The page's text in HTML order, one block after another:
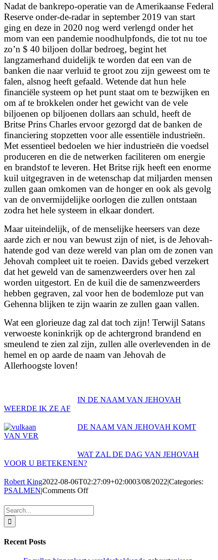
Nadat de bankrepo-operatie van de Amerikaanse Federal
Reserve onder-de-radar in september 2019 van start
ging en deze in 2020 nog werd verlengd onder het
mom van een pandemie noodhulpfonds, die tot nu toe
zo’n $ 40 biljoen dollar bedroeg, begint het
langzamerhand duidelijk te worden dat een van de
banken die naar verluid te groot zou zijn geweest om te
falen, alsnog heeft gefaald. Wetende dat hun hele
financiële systeem op het punt staat om te bezwijken en
om af te brokkelen onder het gewicht van de vele
biljoenen op biljoenen dollars aan schuld, heeft de
Britse Prins Charles ervoor gezorgd dat de banken de
financiering stopzetten voor alle essentiële industrieën.
Met essentieel bedoelen we hier industrieën die voedsel
produceren en die de netwerken faciliteren om energie
en brandstof te leveren. Het Britse rijk heeft een enorme
kuil uitgegraven in de wetenschap dat miljarden mensen
zullen gaan omkomen van de honger en ook als gevolg
van de onvermijdelijke oorlogen die zullen ontstaan
zodra het hele systeem in elkaar dondert.
Maar uiteindelijk, of de menselijke heersers van deze
aarde zich er nou van bewust zijn of niet, is de Jehovah-
hatende god van deze wereld van plan om de zonen van
Jehovah compleet uit te roeien. Davids gebed verzekert
dat het geweld van de samenzweerders over hen zal
worden uitgestort. En de kuil die de samenzweerders
hebben gegraven, zal voor hen de bodemloze put van
Gehenna blijken te zijn waarin ze zullen gaan vallen.
Wat een glorieuze dag zal dat toch zijn! Terwijl Satans
verwoeste koninkrijk op de achtergrond brandend en
smeulend te zien zal zijn, zullen alle overlevenden in de
hemel en op aarde de naam van Jehovah de
Allerhoogste loven!
IN DE NAAM VAN JEHOVAH
WEERDE IK ZE AF
DE NAAM VAN JEHOVAH KOMT
VAN VER
WAT ZAL DE DAG VAN JEHOVAH
VOOR U BETEKENEN?
Robert King2022-08-06T02:27:09+02:0003/08/2022|Categories:
PSALMEN|Comments Offon
#7
–
Search
for:
Recent Posts